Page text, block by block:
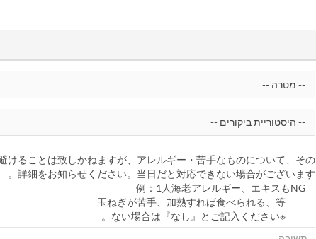
けることは致しかねますが、アレルギー・苦手なものについて、その
詳細をお知らせください。当日だと対応できない場合がございます。
※ない場合は『なし』とご記入ください。